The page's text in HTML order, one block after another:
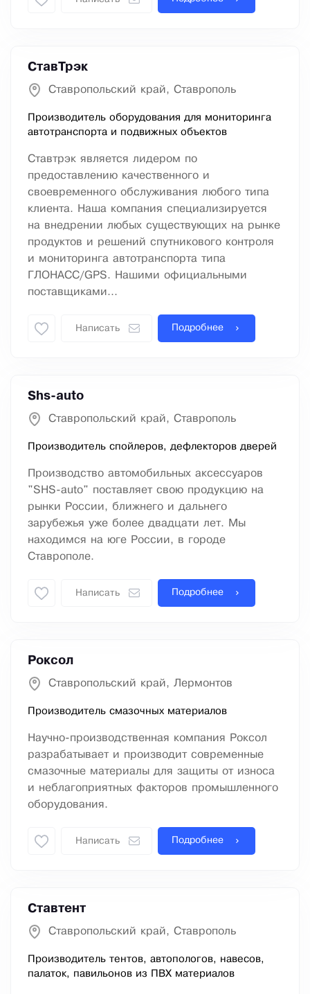
СтавТрэк
Ставропольский край, Ставрополь
Производитель оборудования для мониторинга
автотранспорта и подвижных объектов
Ставтрэк является лидером по
предоставлению качественного и
своевременного обслуживания любого типа
клиента. Наша компания специализируется
на внедрении любых существующих на рынке
продуктов и решений спутникового контроля
и мониторинга автотранспорта типа
ГЛОНАСС/GPS. Нашими официальными
поставщиками...
Написать Подробнее
Shs-auto
Ставропольский край, Ставрополь
Производитель спойлеров, дефлекторов дверей
Производство автомобильных аксессуаров
"SHS-auto" поставляет свою продукцию на
рынки России, ближнего и дальнего
зарубежья уже более двадцати лет. Мы
находимся на юге России, в городе
Ставрополе.
Написать Подробнее
Роксол
Ставропольский край, Лермонтов
Производитель смазочных материалов
Научно-производственная компания Роксол
разрабатывает и производит современные
смазочные материалы для защиты от износа
и неблагоприятных факторов промышленного
оборудования.
Написать Подробнее
Ставтент
Ставропольский край, Ставрополь
Производитель тентов, автопологов, навесов,
палаток, павильонов из ПВХ материалов